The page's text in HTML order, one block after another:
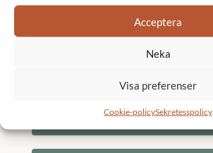
Acceptera
Neka
Visa preferenser
Cookie-policySekretesspolicy
Underhållsplan
Stambyte